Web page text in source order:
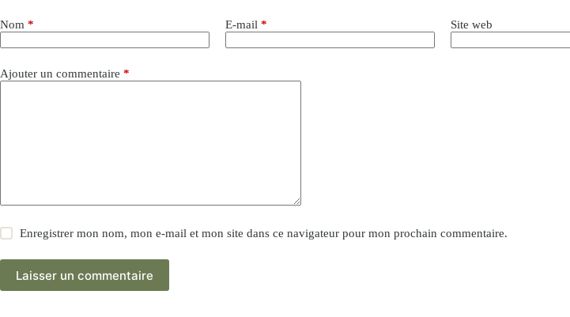
Nom * E-mail * Site web
Ajouter un commentaire *
Enregistrer mon nom, mon e-mail et mon site dans ce navigateur pour mon prochain commentaire.
Laisser un commentaire